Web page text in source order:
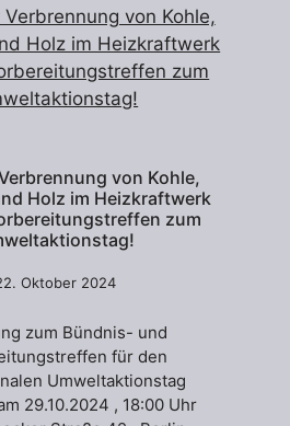
von Kohle,
Holz im Heizkraftwerk
zum
Oktober 2024
zum Bündnis- und
für den
Umweltaktionstag
29.10.2024 , 18:00 Uhr